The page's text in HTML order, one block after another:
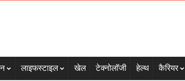
लाइफस्टाइल खेल टेक्नोलॉजी हेल्थ कैरियर